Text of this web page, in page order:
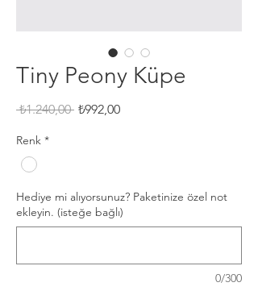
Tiny Peony Küpe
₺1.240,00 Normal
₺992,00İndirimli
Renk *
Hediye mi alıyorsunuz? Paketinize özel not
ekleyin. (isteğe bağlı)
0/300